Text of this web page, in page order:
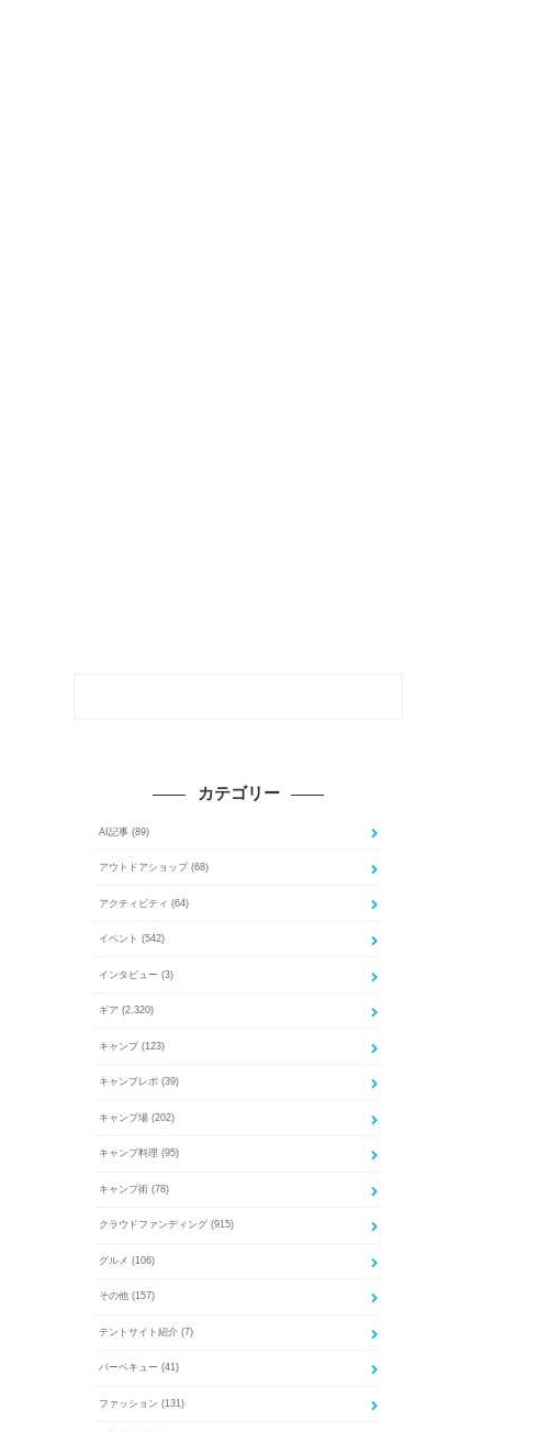
カテゴリー
AI記事 (89)
アウトドアショップ (68)
アクティビティ (64)
イベント (542)
インタビュー (3)
ギア (2,320)
キャンプ (123)
キャンプレポ (39)
キャンプ場 (202)
キャンプ料理 (95)
キャンプ術 (78)
クラウドファンディング (915)
グルメ (106)
その他 (157)
テントサイト紹介 (7)
バーベキュー (41)
ファッション (131)